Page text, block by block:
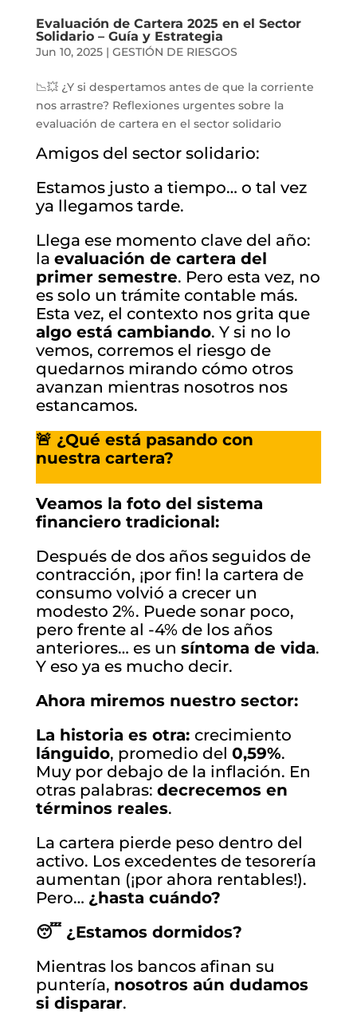
Evaluación de Cartera 2025 en el Sector
Solidario – Guía y Estrategia
Jun 10, 2025| GESTIÓN DE RIESGOS
📉💥 ¿Y si despertamos antes de que la corriente
nos arrastre? Reflexiones urgentes sobre la
evaluación de cartera en el sector solidario
Amigos del sector solidario:
Estamos justo a tiempo… o tal vez
ya llegamos tarde.
Llega ese momento clave del año:
la evaluación de cartera del
primer semestre. Pero esta vez, no
es solo un trámite contable más.
Esta vez, el contexto nos grita que
algo está cambiando. Y si no lo
vemos, corremos el riesgo de
quedarnos mirando cómo otros
avanzan mientras nosotros nos
estancamos.
🚨 ¿Qué está pasando con
nuestra cartera?
Veamos la foto del sistema
financiero tradicional:
Después de dos años seguidos de
contracción, ¡por fin! la cartera de
consumo volvió a crecer un
modesto 2%. Puede sonar poco,
pero frente al -4% de los años
anteriores… es un síntoma de vida.
Y eso ya es mucho decir.
Ahora miremos nuestro sector:
La historia es otra: crecimiento
lánguido, promedio del 0,59%.
Muy por debajo de la inflación. En
otras palabras: decrecemos en
términos reales.
La cartera pierde peso dentro del
activo. Los excedentes de tesorería
aumentan (¡por ahora rentables!).
Pero… ¿hasta cuándo?
😴 ¿Estamos dormidos?
Mientras los bancos afinan su
puntería, nosotros aún dudamos
si disparar.